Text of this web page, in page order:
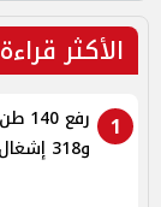
الأكثر قراءة
1
و318 إشغال ببنى سويف